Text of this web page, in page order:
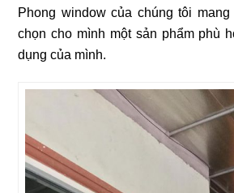
Phong window của chúng tôi
chọn cho mình một sản phẩm phù
dụng của mình.